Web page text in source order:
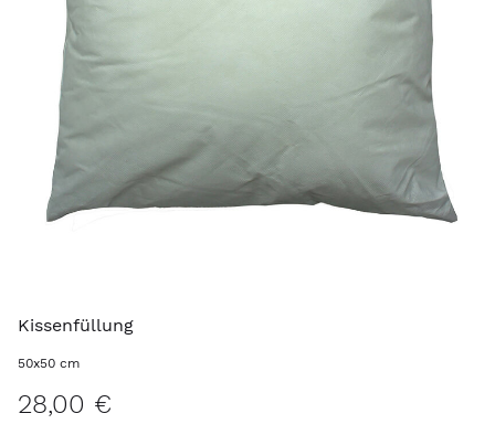
Kissenfüllung
50x50 cm
28,00 €